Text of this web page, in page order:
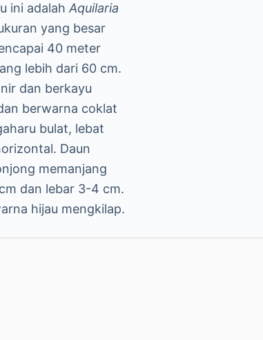
ini adalahAquilaria
yang besar
40 meter
lebih dari 60 cm.
dan berkayu
berwarna coklat
bulat, lebat
Daun
memanjang
dan lebar 3-4 cm.
hijau mengkilap.